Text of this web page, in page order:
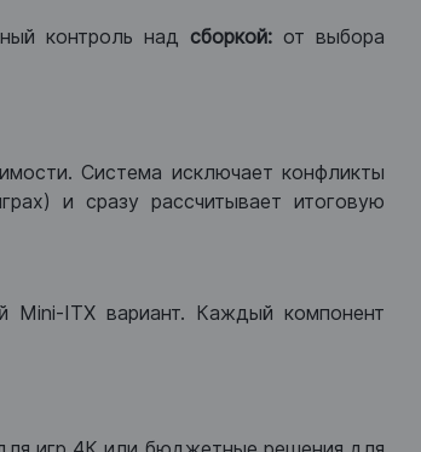
контроль над сборкой: от выбора
Система исключает конфликты
и сразу рассчитывает итоговую
Mini-ITX вариант. Каждый компонент